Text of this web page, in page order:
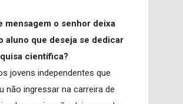
mensagem o senhor deixa
aluno que deseja se dedicar
científica?
jovens independentes que
não ingressar na carreira de